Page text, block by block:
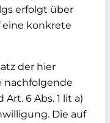
erfolgt über
eine konkrete
der hier
nachfolgende
6 Abs. 1 lit a)
Die auf